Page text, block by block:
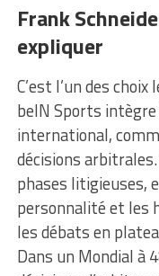
Frank
expliquer
C’est l’un des
beIN Sports
international,
décisions
phases litigieuses,
personnalité et les
les débats en
Dans un Mondial à